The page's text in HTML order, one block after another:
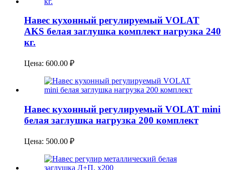
Навес кухонный регулируемый VOLAT
AKS белая заглушка комплект нагрузка 240
кг.
Цена: 600.00 ₽
Навес кухонный регулируемый VOLAT mini
белая заглушка нагрузка 200 комплект
Цена: 500.00 ₽